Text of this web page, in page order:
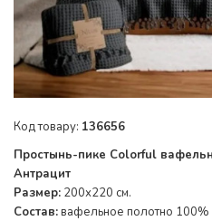
Код товару: 136656
Простынь-пике Colorful
Антрацит
Размер: 200х220 см.
Состав:вафельное полотно 100%